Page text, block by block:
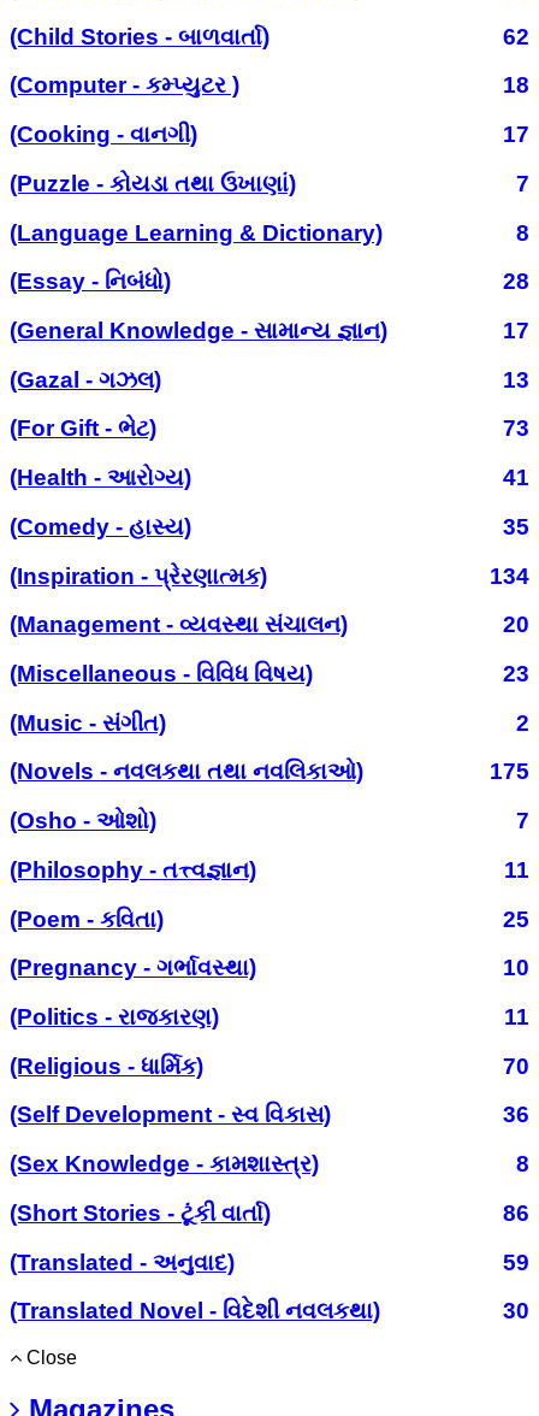
(Child Stories - બાળવાર્તા)
62
(Computer - કમ્પ્યુટર )
18
(Cooking - વાનગી)
17
(Puzzle - કોયડા તથા ઉખાણાં)
7
(Language Learning & Dictionary)
8
(Essay - નિબંધો)
28
(General Knowledge - સામાન્ય જ્ઞાન)
17
(Gazal - ગઝલ)
13
(For Gift - ભેટ)
73
(Health - આરોગ્ય)
41
(Comedy - હાસ્ય)
35
(Inspiration - પ્રેરણાત્મક)
134
(Management - વ્યવસ્થા સંચાલન)
20
(Miscellaneous - વિવિધ વિષય)
23
(Music - સંગીત)
2
(Novels - નવલકથા તથા નવલિકાઓ)
175
(Osho - ઓશો)
7
(Philosophy - તત્ત્વજ્ઞાન)
11
(Poem - કવિતા)
25
(Pregnancy - ગર્ભાવસ્થા)
10
(Politics - રાજકારણ)
11
(Religious - ધાર્મિક)
70
(Self Development - સ્વ વિકાસ)
36
(Sex Knowledge - કામશાસ્ત્ર)
8
(Short Stories - ટૂંકી વાર્તા)
86
(Translated - અનુવાદ)
59
(Translated Novel - વિદેશી નવલકથા)
30
Close
Magazines